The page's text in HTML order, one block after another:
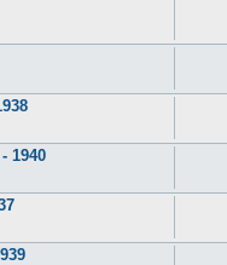
1940